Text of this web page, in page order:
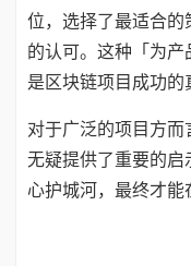
位，选择了最适合的
的认可。这种「为
是区块链项目成功的
对于广泛的项目方
无疑提供了重要的启
心护城河，最终才能